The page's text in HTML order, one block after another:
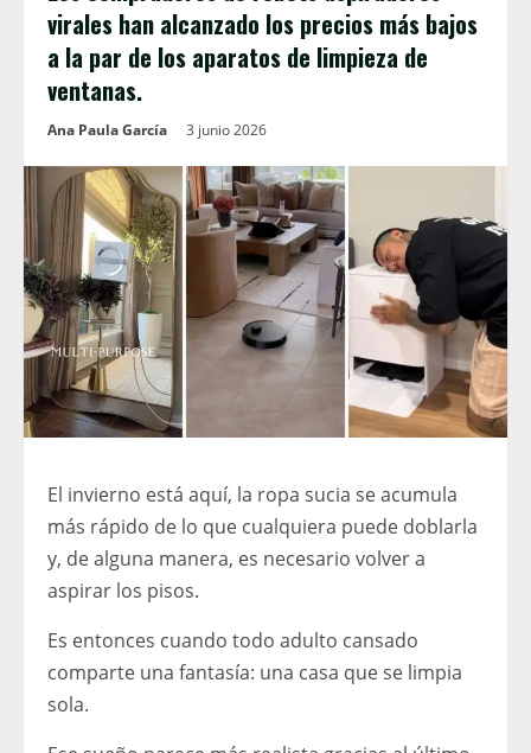
virales han alcanzado los precios más bajos
a la par de los aparatos de limpieza de
ventanas.
Ana Paula García 3 junio 2026
El invierno está aquí, la ropa sucia se acumula
más rápido de lo que cualquiera puede doblarla
y, de alguna manera, es necesario volver a
aspirar los pisos.
Es entonces cuando todo adulto cansado
comparte una fantasía: una casa que se limpia
sola.